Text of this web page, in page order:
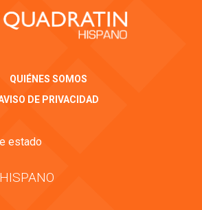
QUIÉNES SOMOS
DE PRIVACIDAD
estado
HISPANO